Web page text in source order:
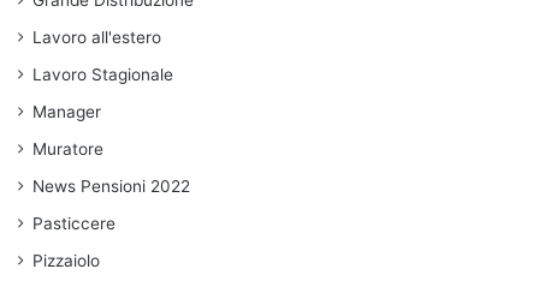
Lavoro all'estero
Lavoro Stagionale
Manager
Muratore
News Pensioni 2022
Pasticcere
Pizzaiolo